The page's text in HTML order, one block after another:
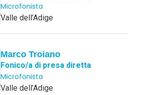
Microfonista
Valle dell’Adige
Marco Troiano
Fonico/a di presa diretta
Microfonista
Valle dell’Adige